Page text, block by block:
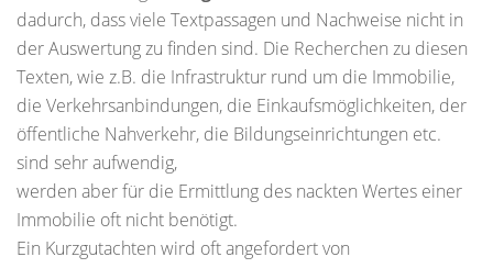
dadurch, dass viele Textpassagen und Nachweise nicht in
der Auswertung zu finden sind. Die Recherchen zu diesen
Texten, wie z.B. die Infrastruktur rund um die Immobilie,
die Verkehrsanbindungen, die Einkaufsmöglichkeiten, der
öffentliche Nahverkehr, die Bildungseinrichtungen etc.
sind sehr aufwendig,
werden aber für die Ermittlung des nackten Wertes einer
Immobilie oft nicht benötigt.
Ein Kurzgutachten wird oft angefordert von